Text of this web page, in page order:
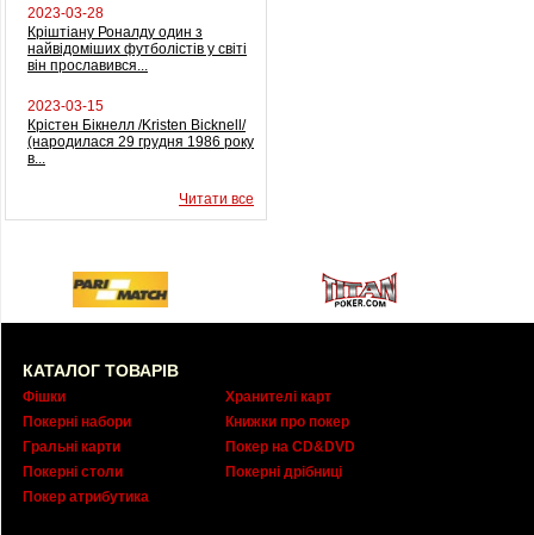
2023-03-28
Кріштіану Роналду один з
найвідоміших футболістів у світі
він прославився...
2023-03-15
Крістен Бікнелл /Kristen Bicknell/
(народилася 29 грудня 1986 року
в...
Читати все
КАТАЛОГ ТОВАРІВ
Фішки
Покерні набори
Гральні карти
Покерні столи
Покер атрибутика
Хранителі карт
Книжки про покер
Покер на CD&DVD
Покерні дрібниці